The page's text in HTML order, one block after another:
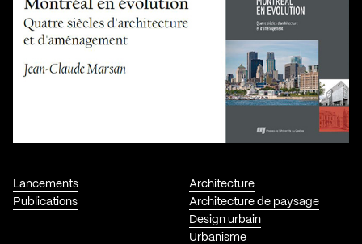
Lancements
Publications
Architecture
Architecture de paysage
Design urbain
Urbanisme